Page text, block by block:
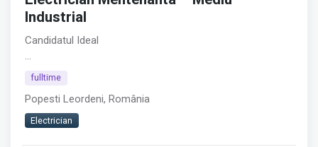
Industrial
Candidatul Ideal
Pentru clientul nostru, companie din zona industriala si
activitati de mentenanta preventiva si interventii electrice
asupra utilajelor si echipamentelor din productie.
fulltime
Popesti Leordeni, România
Electrician